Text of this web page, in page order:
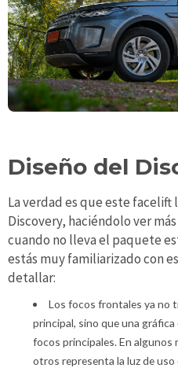
Diseño del
La verdad es que este facelift
Discovery, haciéndolo ver
cuando no lleva el paquete
estás muy familiarizado con
detallar:
Los focos frontales ya no
principal, sino que una
focos principales. En algunos
otros representa la luz de uso